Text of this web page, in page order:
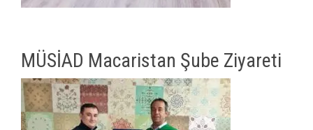
MÜSİAD Macaristan Şube Ziyareti